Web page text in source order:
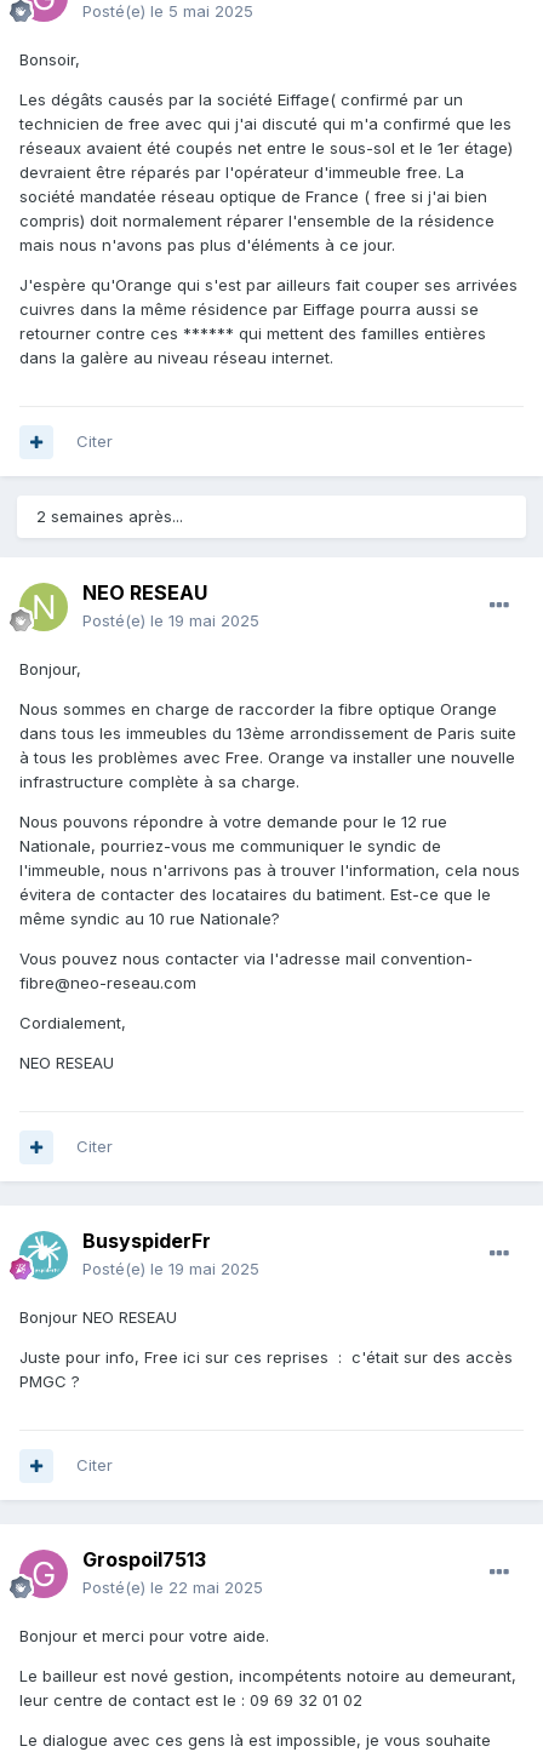
Posté(e) le 5 mai 2025
Bonsoir,
Les dégâts causés par la société Eiffage( confirmé par un
technicien de free avec qui j'ai discuté qui m'a confirmé que les
réseaux avaient été coupés net entre le sous-sol et le 1er étage)
devraient être réparés par l'opérateur d'immeuble free. La
société mandatée réseau optique de France ( free si j'ai bien
compris) doit normalement réparer l'ensemble de la résidence
mais nous n'avons pas plus d'éléments à ce jour.
J'espère qu'Orange qui s'est par ailleurs fait couper ses arrivées
cuivres dans la même résidence par Eiffage pourra aussi se
retourner contre ces ****** qui mettent des familles entières
dans la galère au niveau réseau internet.
Citer
2 semaines après...
NEO RESEAU
Posté(e) le 19 mai 2025
Bonjour,
Nous sommes en charge de raccorder la fibre optique Orange
dans tous les immeubles du 13ème arrondissement de Paris suite
à tous les problèmes avec Free. Orange va installer une nouvelle
infrastructure complète à sa charge.
Nous pouvons répondre à votre demande pour le 12 rue
Nationale, pourriez-vous me communiquer le syndic de
l'immeuble, nous n'arrivons pas à trouver l'information, cela nous
évitera de contacter des locataires du batiment. Est-ce que le
même syndic au 10 rue Nationale?
Vous pouvez nous contacter via l'adresse mail convention-
fibre@neo-reseau.com
Cordialement,
NEO RESEAU
Citer
BusyspiderFr
Posté(e) le 19 mai 2025
Bonjour NEO RESEAU
Juste pour info, Free ici sur ces reprises : c'était sur des accès
PMGC ?
Citer
Grospoil7513
Posté(e) le 22 mai 2025
Bonjour et merci pour votre aide.
Le bailleur est nové gestion, incompétents notoire au demeurant,
leur centre de contact est le : 09 69 32 01 02
Le dialogue avec ces gens là est impossible, je vous souhaite